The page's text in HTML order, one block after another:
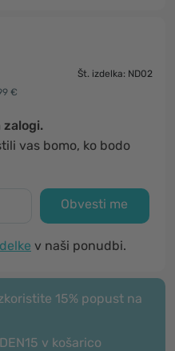
Št. izdelka: ND02
€
zalogi.
vas bomo, ko bodo
Obvesti me
v naši ponudbi.
15% popust na
v košarico